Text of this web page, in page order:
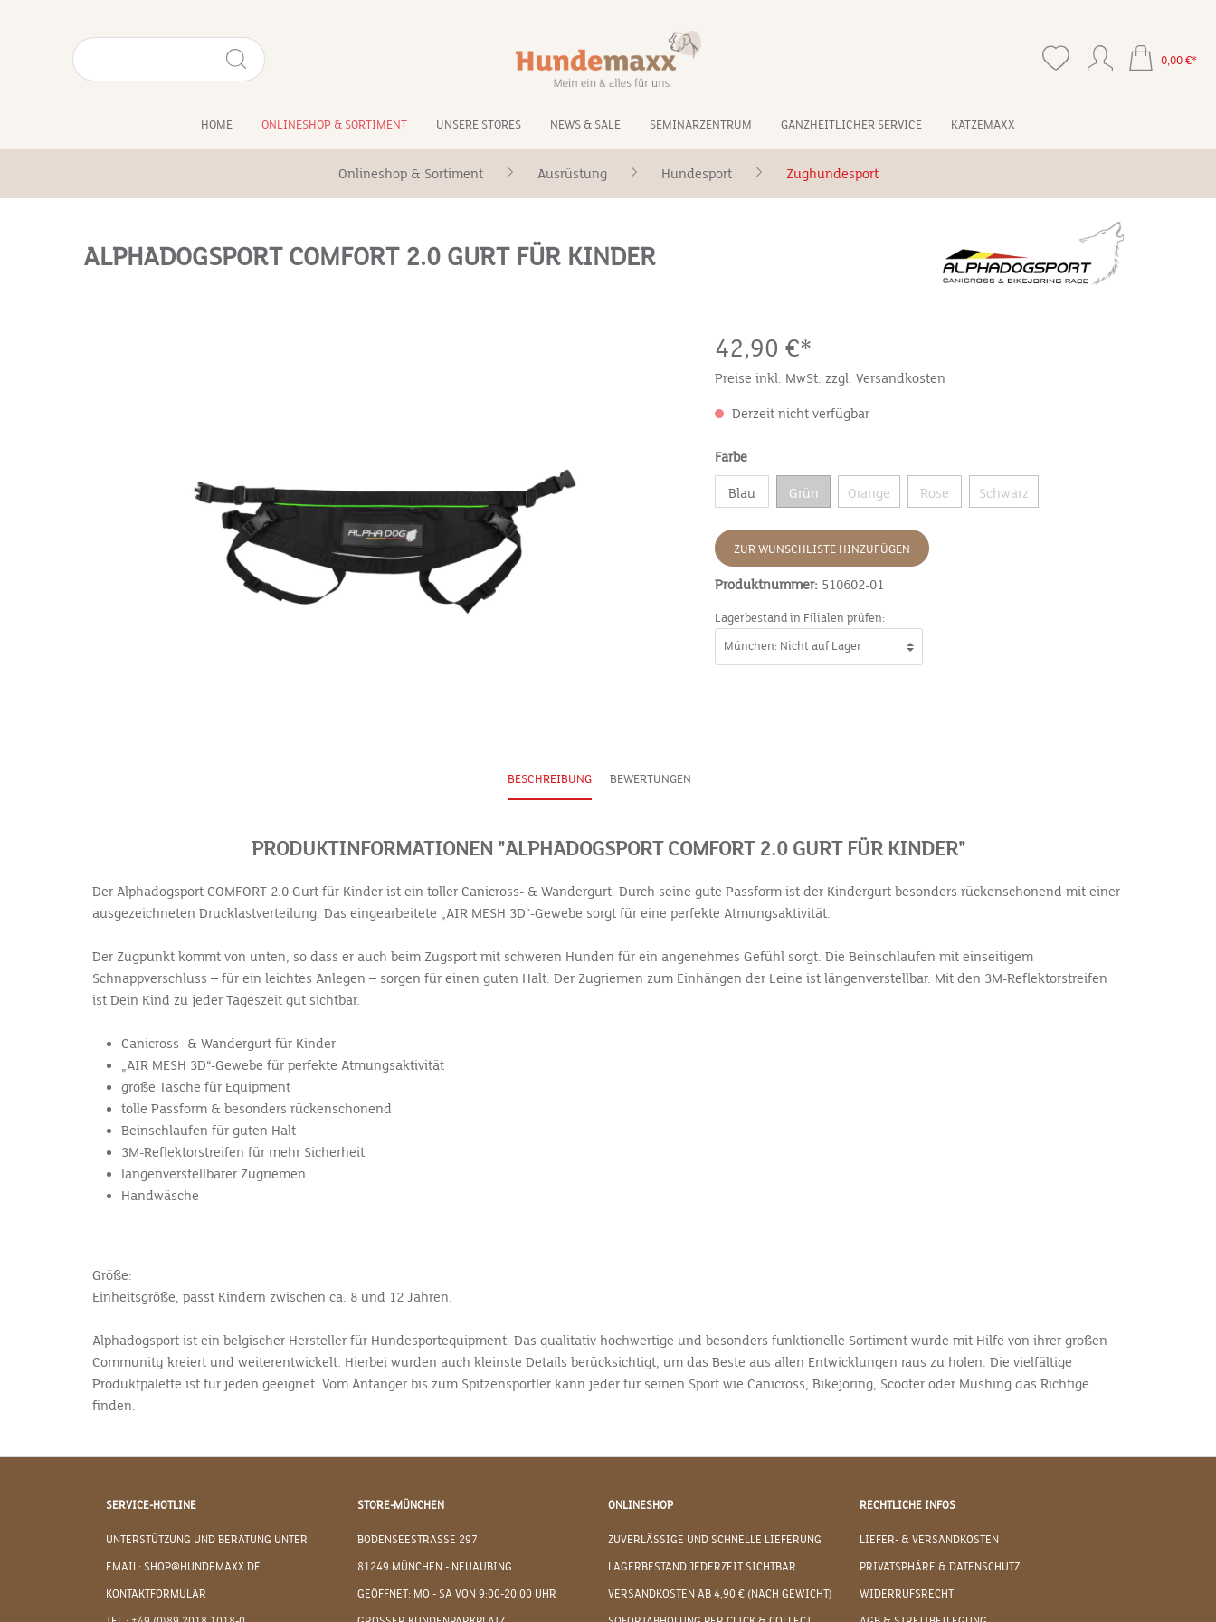
0,00 €*
HOME ONLINESHOP & SORTIMENT UNSERE STORES NEWS & SALE SEMINARZENTRUM GANZHEITLICHER SERVICE KATZEMAXX
Onlineshop & Sortiment Ausrüstung Hundesport Zughundesport
ALPHADOGSPORT COMFORT 2.0 GURT FÜR KINDER
42,90 €*
Preise inkl. MwSt. zzgl. Versandkosten
Derzeit nicht verfügbar
Farbe
Blau Grün Orange Rose Schwarz
ZUR WUNSCHLISTE HINZUFÜGEN
Produktnummer: 510602-01
Lagerbestand in Filialen prüfen:
BESCHREIBUNG BEWERTUNGEN
PRODUKTINFORMATIONEN "ALPHADOGSPORT COMFORT 2.0 GURT FÜR KINDER"
Der Alphadogsport COMFORT 2.0 Gurt für Kinder ist ein toller Canicross- & Wandergurt. Durch seine gute Passform ist der Kindergurt besonders rückenschonend mit einer
ausgezeichneten Drucklastverteilung. Das eingearbeitete „AIR MESH 3D“-Gewebe sorgt für eine perfekte Atmungsaktivität.
Der Zugpunkt kommt von unten, so dass er auch beim Zugsport mit schweren Hunden für ein angenehmes Gefühl sorgt. Die Beinschlaufen mit einseitigem
Schnappverschluss – für ein leichtes Anlegen – sorgen für einen guten Halt. Der Zugriemen zum Einhängen der Leine ist längenverstellbar. Mit den 3M-Reflektorstreifen
ist Dein Kind zu jeder Tageszeit gut sichtbar.
Canicross- & Wandergurt für Kinder
„AIR MESH 3D“-Gewebe für perfekte Atmungsaktivität
große Tasche für Equipment
tolle Passform & besonders rückenschonend
Beinschlaufen für guten Halt
3M-Reflektorstreifen für mehr Sicherheit
längenverstellbarer Zugriemen
Handwäsche
Größe:
Einheitsgröße, passt Kindern zwischen ca. 8 und 12 Jahren.
Alphadogsport ist ein belgischer Hersteller für Hundesportequipment. Das qualitativ hochwertige und besonders funktionelle Sortiment wurde mit Hilfe von ihrer großen
Community kreiert und weiterentwickelt. Hierbei wurden auch kleinste Details berücksichtigt, um das Beste aus allen Entwicklungen raus zu holen. Die vielfältige
Produktpalette ist für jeden geeignet. Vom Anfänger bis zum Spitzensportler kann jeder für seinen Sport wie Canicross, Bikejöring, Scooter oder Mushing das Richtige
finden.
SERVICE-HOTLINE
UNTERSTÜTZUNG UND BERATUNG UNTER:
EMAIL: SHOP@HUNDEMAXX.DE
KONTAKTFORMULAR
STORE-MÜNCHEN
BODENSEESTRASSE 297
81249 MÜNCHEN - NEUAUBING
GEÖFFNET: MO - SA VON 9:00-20:00 UHR
ONLINESHOP
ZUVERLÄSSIGE UND SCHNELLE LIEFERUNG
LAGERBESTAND JEDERZEIT SICHTBAR
VERSANDKOSTEN AB 4,90 € (NACH GEWICHT)
RECHTLICHE INFOS
LIEFER- & VERSANDKOSTEN
PRIVATSPHÄRE & DATENSCHUTZ
WIDERRUFSRECHT